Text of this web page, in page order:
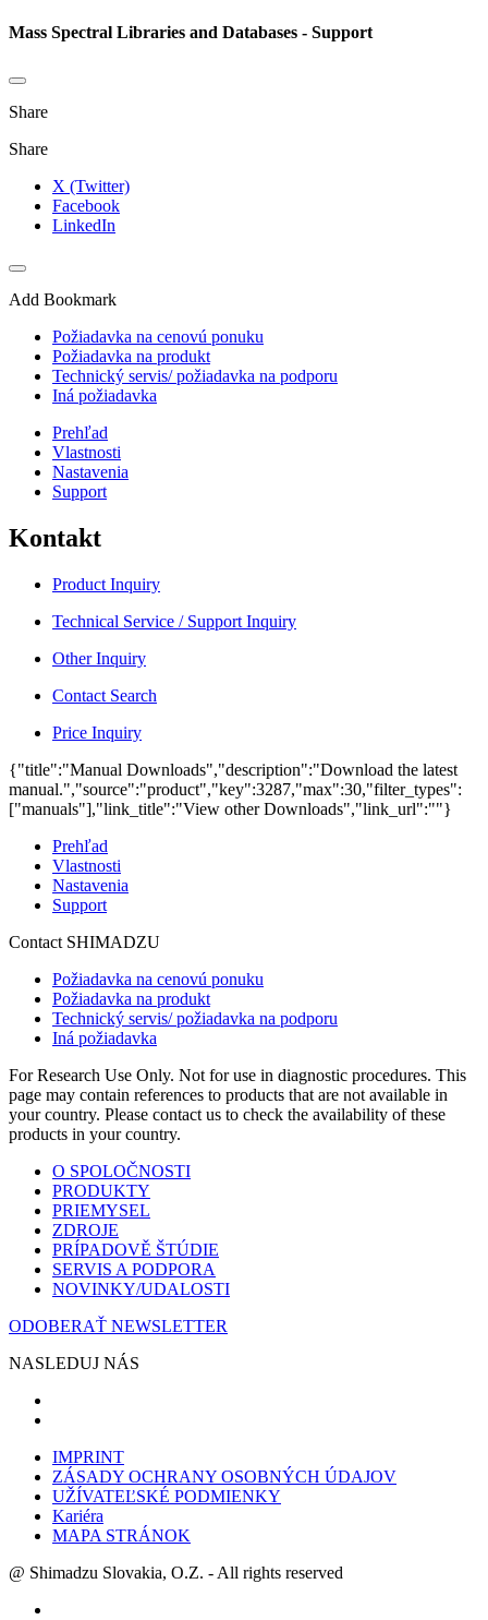
Mass Spectral Libraries and Databases - Support
Share
Share
X (Twitter)
Facebook
LinkedIn
Add Bookmark
Požiadavka na cenovú ponuku
Požiadavka na produkt
Technický servis/ požiadavka na podporu
Iná požiadavka
Prehľad
Vlastnosti
Nastavenia
Support
Kontakt
Product Inquiry
Technical Service / Support Inquiry
Other Inquiry
Contact Search
Price Inquiry
{"title":"Manual Downloads","description":"Download the latest
manual.","source":"product","key":3287,"max":30,"filter_types":
["manuals"],"link_title":"View other Downloads","link_url":""}
Prehľad
Vlastnosti
Nastavenia
Support
Contact SHIMADZU
Požiadavka na cenovú ponuku
Požiadavka na produkt
Technický servis/ požiadavka na podporu
Iná požiadavka
For Research Use Only. Not for use in diagnostic procedures. This
page may contain references to products that are not available in
your country. Please contact us to check the availability of these
products in your country.
O SPOLOČNOSTI
PRODUKTY
PRIEMYSEL
ZDROJE
PRÍPADOVĚ ŠTÚDIE
SERVIS A PODPORA
NOVINKY/UDALOSTI
ODOBERAŤ NEWSLETTER
NASLEDUJ NÁS
IMPRINT
ZÁSADY OCHRANY OSOBNÝCH ÚDAJOV
UŽÍVATEĽSKÉ PODMIENKY
Kariéra
MAPA STRÁNOK
@ Shimadzu Slovakia, O.Z. - All rights reserved